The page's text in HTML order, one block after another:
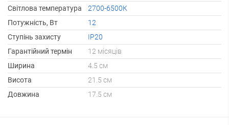
Світлова температура
2700-6500К
Потужність, Вт
12
Ступінь захисту
IP20
Гарантійний термін
12 місяців
Ширина
4.5 см
Висота
21.5 см
Довжина
17.5 см